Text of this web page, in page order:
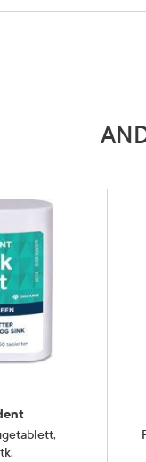
mg fluorid (2,9–14,3 %*)
,